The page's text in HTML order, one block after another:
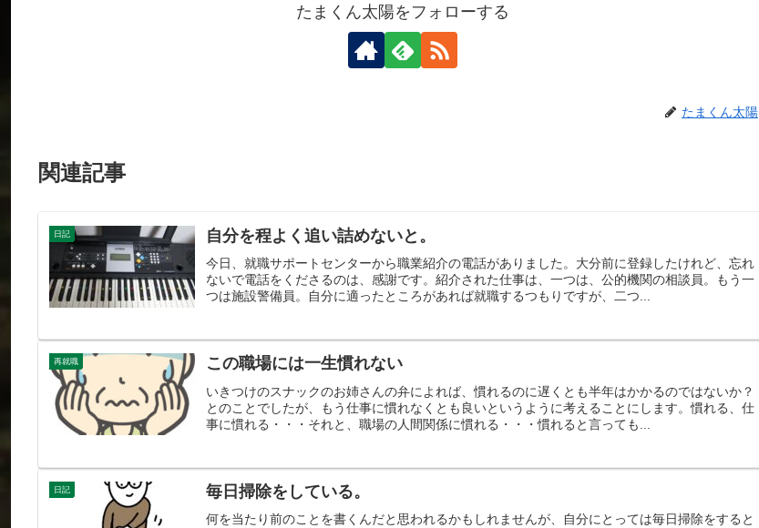
たまくん太陽をフォローする
たまくん太陽
関連記事
日記 自分を程よく追い詰めないと。
今日、就職サポートセンターから職業紹介の電話がありました。大分前に登録したけれど、忘れ
ないで電話をくださるのは、感謝です。紹介された仕事は、一つは、公的機関の相談員。もう一
つは施設警備員。自分に適ったところがあれば就職するつもりですが、二つ...
再就職 この職場には一生慣れない
いきつけのスナックのお姉さんの弁によれば、慣れるのに遅くとも半年はかかるのではないか？
とのことでしたが、もう仕事に慣れなくとも良いというように考えることにします。慣れる、仕
事に慣れる・・・それと、職場の人間関係に慣れる・・・慣れると言っても...
日記 毎日掃除をしている。
何を当たり前のことを書くんだと思われるかもしれませんが、自分にとっては毎日掃除をすると